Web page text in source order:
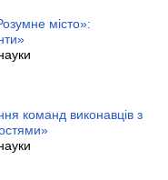
місто»:
команд виконавців з